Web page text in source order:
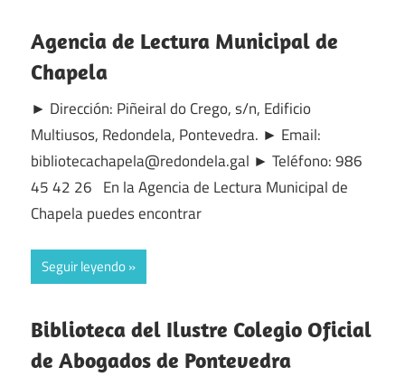
Agencia de Lectura Municipal de
Chapela
► Dirección: Piñeiral do Crego, s/n, Edificio
Multiusos, Redondela, Pontevedra. ► Email:
bibliotecachapela@redondela.gal ► Teléfono: 986
45 42 26 En la Agencia de Lectura Municipal de
Chapela puedes encontrar
Seguir leyendo
Biblioteca del Ilustre Colegio Oficial
de Abogados de Pontevedra